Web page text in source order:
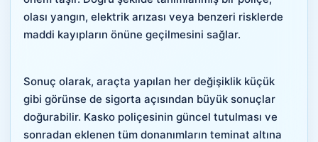
olası yangın, elektrik arızası veya benzeri risklerde
maddi kayıpların önüne geçilmesini sağlar.
Sonuç olarak, araçta yapılan her değişiklik küçük
gibi görünse de sigorta açısından büyük sonuçlar
doğurabilir. Kasko poliçesinin güncel tutulması ve
sonradan eklenen tüm donanımların teminat altına